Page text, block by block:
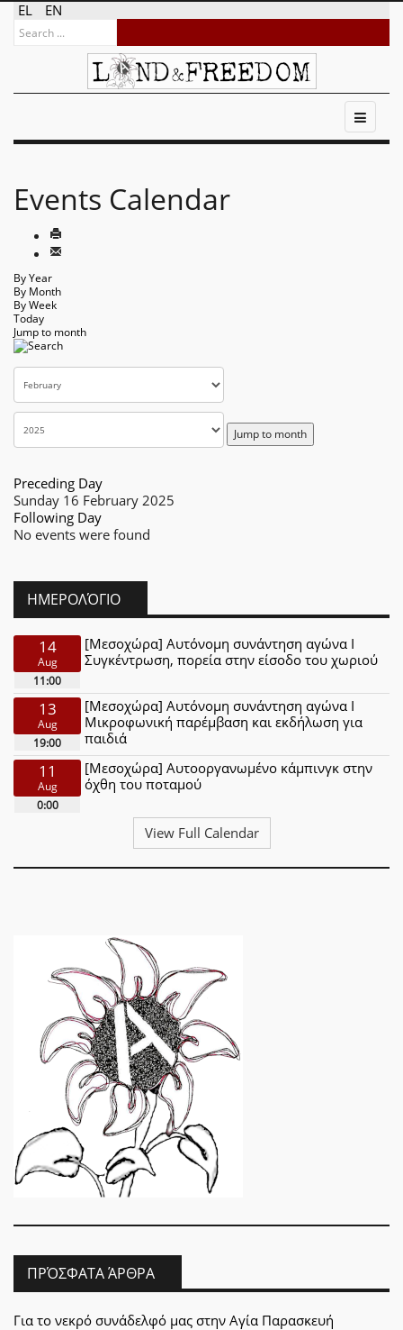
EL EN
Events Calendar
By Year
By Month
By Week
Today
Jump to month
Jump to month
Preceding Day
Sunday 16 February 2025
Following Day
No events were found
ΗΜΕΡΟΛΌΓΙΟ
14
Aug
11:00
[Μεσοχώρα] Αυτόνομη συνάντηση αγώνα Ι
Συγκέντρωση, πορεία στην είσοδο του χωριού
13
Aug
19:00
[Μεσοχώρα] Αυτόνομη συνάντηση αγώνα Ι
Μικροφωνική παρέμβαση και εκδήλωση για
παιδιά
11
Aug
0:00
[Μεσοχώρα] Αυτοοργανωμένο κάμπινγκ στην
όχθη του ποταμού
View Full Calendar
ΠΡΌΣΦΑΤΑ ΆΡΘΡΑ
Για το νεκρό συνάδελφό μας στην Αγία Παρασκευή